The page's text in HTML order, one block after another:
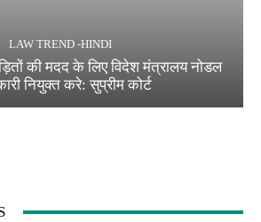
LAW TREND -HINDI
की मदद के लिए विदेश मंत्रालय नोडल
नियुक्त करे: सुप्रीम कोर्ट